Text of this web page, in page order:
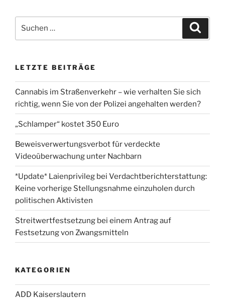
nach:
LETZTE BEITRÄGE
Cannabis im Straßenverkehr – wie verhalten Sie sich
richtig, wenn Sie von der Polizei angehalten werden?
„Schlamper“ kostet 350 Euro
Beweisverwertungsverbot für verdeckte
Videoüberwachung unter Nachbarn
*Update* Laienprivileg bei Verdachtberichterstattung:
Keine vorherige Stellungsnahme einzuholen durch
politischen Aktivisten
Streitwertfestsetzung bei einem Antrag auf
Festsetzung von Zwangsmitteln
KATEGORIEN
ADD Kaiserslautern